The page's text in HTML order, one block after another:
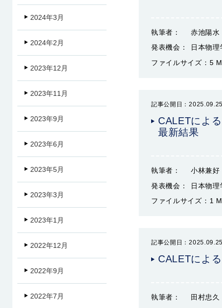
執筆者：
赤池陽水
発表機会：
日本物
ファイルサイズ： 5
記事公開日：
CALETによ
最新結果
執筆者：
小林兼好
発表機会：
日本物
ファイルサイズ： 1
記事公開日：
CALETによ
執筆者：
田村忠
2024年3月
2024年2月
2023年12月
2023年11月
2023年9月
2023年6月
2023年5月
2023年3月
2023年1月
2022年12月
2022年9月
2022年7月